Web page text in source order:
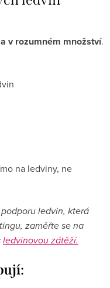
v rozumném množství.
na ledviny, ne
ledvin, která
zaměřte se na
ledvinovou zátěží.